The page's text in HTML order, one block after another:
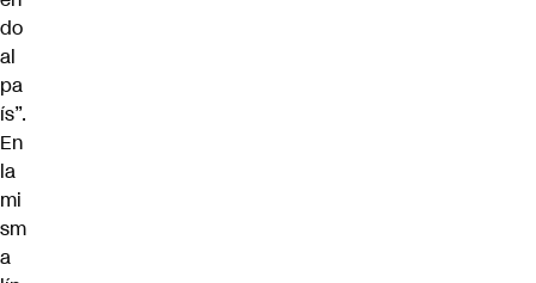
do
al
pa
ís”.
En
la
mi
sm
a